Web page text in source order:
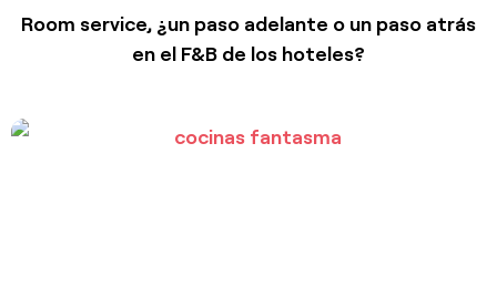
Room service, ¿un paso adelante o un paso atrás
en el F&B de los hoteles?